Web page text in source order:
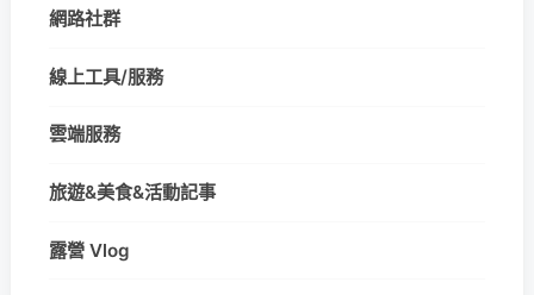
網路社群
線上工具/服務
雲端服務
旅遊&美食&活動記事
露營 Vlog